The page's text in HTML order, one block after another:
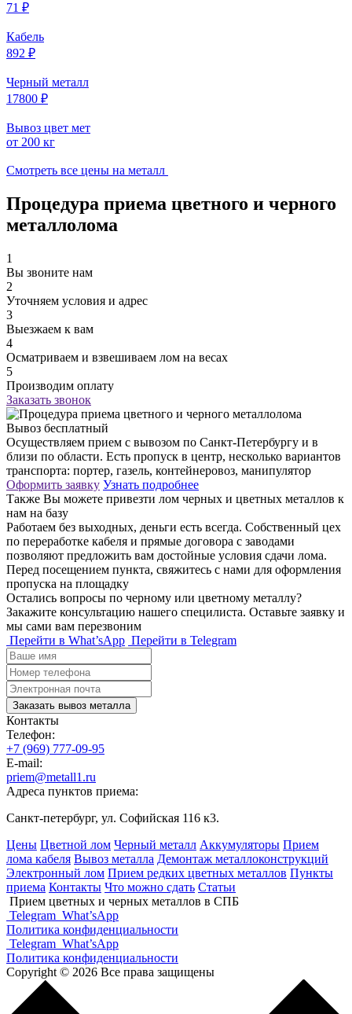
71 ₽
Кабель
892 ₽
Черный металл
17800 ₽
Вывоз цвет мет
от 200 кг
Смотреть все цены на металл
Процедура приема цветного и черного
металлолома
1
Вы звоните нам
2
Уточняем условия и адрес
3
Выезжаем к вам
4
Осматриваем и взвешиваем лом на весах
5
Производим оплату
Заказать звонок
Вывоз бесплатный
Осуществляем прием с вывозом по Санкт-Петербургу и в
близи по области. Есть пропуск в центр, несколько вариантов
транспорта: портер, газель, контейнеровоз, манипулятор
Оформить заявку Узнать подробнее
Также Вы можете привезти лом черных и цветных металлов к
нам на базу
Работаем без выходных, деньги есть всегда. Собственный цех
по переработке кабеля и прямые договора с заводами
позволяют предложить вам достойные условия сдачи лома.
Перед посещением пункта, свяжитесь с нами для оформления
пропуска на площадку
Остались вопросы по черному или цветному металлу?
Закажите консультацию нашего специлиста. Оставьте заявку и
мы сами вам перезвоним
Перейти в What’sApp Перейти в Telegram
Заказать вывоз металла
Контакты
Телефон:
+7 (969) 777-09-95
E-mail:
priem@metall1.ru
Адреса пунктов приема:
Санкт-петербург, ул. Софийская 116 к3.
Цены Цветной лом Черный металл Аккумуляторы Прием
лома кабеля Вывоз металла Демонтаж металлоконструкций
Электронный лом Прием редких цветных металлов Пункты
приема Контакты Что можно сдать Статьи
Прием цветных и черных металлов в СПБ
Telegram What’sApp
Политика конфиденциальности
Telegram What’sApp
Политика конфиденциальности
Copyright © 2026 Все права защищены